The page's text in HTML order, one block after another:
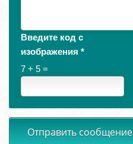
Введите код с
изображения *
7 + 5 =
Отправить сообщение